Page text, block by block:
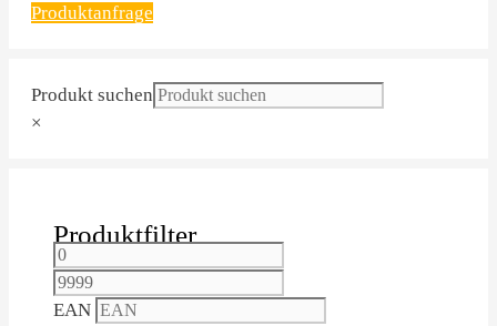
Produktanfrage
Produkt suchen
×
Produktfilter
EAN